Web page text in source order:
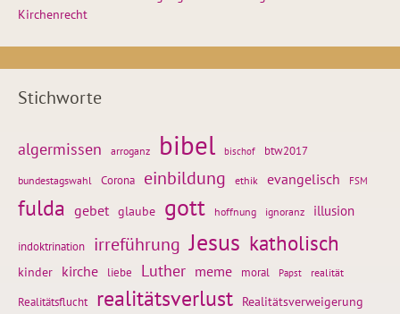
Kirchenrecht
Stichworte
algermissen arroganz bibel bischof btw2017
bundestagswahl Corona einbildung ethik evangelisch FSM
fulda gebet glaube gott hoffnung ignoranz illusion
indoktrination irreführung Jesus katholisch
kinder kirche liebe Luther meme moral Papst realität
Realitätsflucht realitätsverlust Realitätsverweigerung